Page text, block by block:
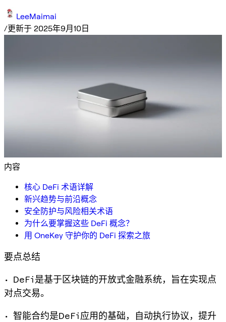
LeeMaimai
/更新于 2025年9月10日
内容
核心 DeFi 术语详解
新兴趋势与前沿概念
安全防护与风险相关术语
为什么要掌握这些 DeFi 概念？
用 OneKey 守护你的 DeFi 探索之旅
要点总结
• DeFi是基于区块链的开放式金融系统，旨在实现点
对点交易。
• 智能合约是DeFi应用的基础，自动执行协议，提升